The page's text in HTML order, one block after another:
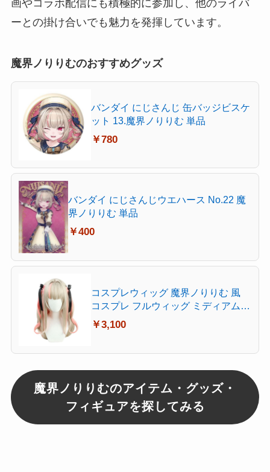
画やコラボ配信にも積極的に参加し、他のライバ
ーとの掛け合いでも魅力を発揮しています。
魔界ノりりむのおすすめグッズ
バンダイ にじさんじ 缶バッジビスケ
ット 13.魔界ノりりむ 単品
￥780
バンダイ にじさんじウエハース No.22 魔
界ノりりむ 単品
￥400
コスプレウィッグ 魔界ノりりむ 風
コスプレ フルウィッグ ミディアム
耐熱 かつら cosplay wig イベント ハ
ロウィン 仮装 髪飾りと櫛付 4タイプ
￥3,100
魔界ノりりむのアイテム・グッズ・
フィギュアを探してみる